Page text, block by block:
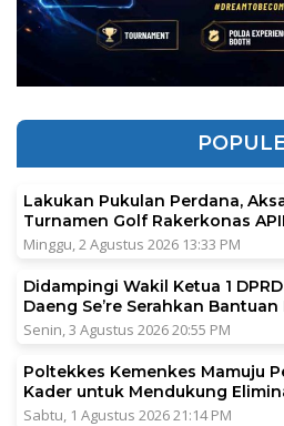
Lakukan Pukulan Perdana,
Turnamen Golf Rakerkonas
Minggu, 2 Agustus 2026 13:33 PM
Didampingi Wakil Ketua 1
Daeng Se’re Serahkan
Senin, 3 Agustus 2026 20:55 PM
Poltekkes Kemenkes Mamuju
Kader untuk Mendukung
Sabtu, 1 Agustus 2026 21:14 PM